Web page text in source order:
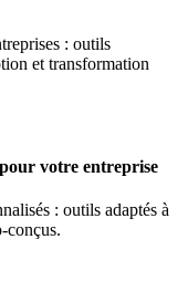
: outils
et transformation
votre entreprise
: outils adaptés à
conçus.